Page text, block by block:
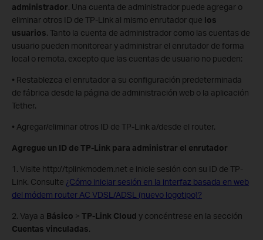
administrador. Una cuenta de administrador puede agregar o
eliminar otros ID de TP-Link al mismo enrutador que los
usuarios. Tanto la cuenta de administrador como las cuentas de
usuario pueden monitorear y administrar el enrutador de forma
local o remota, excepto que las cuentas de usuario no pueden:
• Restablezca el enrutador a su configuración predeterminada
de fábrica desde la página de administración web o la aplicación
Tether.
• Agregar/eliminar otros ID de TP-Link a/desde el router.
Agregue un ID de TP-Link para administrar el enrutador
1. Visite http://tplinkmodem.net e inicie sesión con su ID de TP-
Link. Consulte ¿Cómo iniciar sesión en la interfaz basada en web
del módem router AC VDSL/ADSL (nuevo logotipo)?
2. Vaya a Básico > TP-Link Cloud y concéntrese en la sección
Cuentas vinculadas.